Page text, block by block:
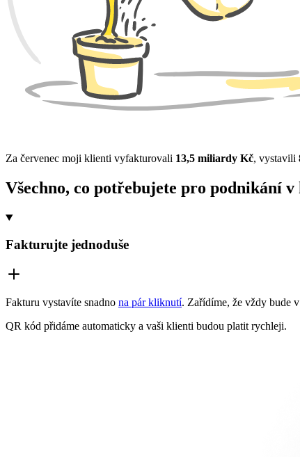
Za červenec moji klienti vyfakturovali 13,5 miliardy Kč, vystavili
Všechno, co potřebujete pro podnikání
Fakturujte jednoduše
Fakturu vystavíte snadno na pár kliknutí. Zařídíme, že vždy bude
QR kód přidáme automaticky a vaši klienti budou platit rychleji.